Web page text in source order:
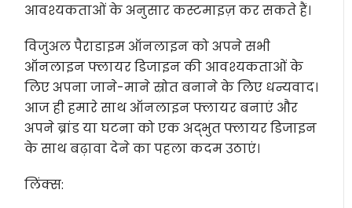
आवश्यकताओं के अनुसार कस्टमाइज़ कर सकते हैं।
विजुअल पैराडाइम ऑनलाइन को अपने सभी
ऑनलाइन फ्लायर डिजाइन की आवश्यकताओं के
लिए अपना जाने-माने स्रोत बनाने के लिए धन्यवाद।
आज ही हमारे साथ ऑनलाइन फ्लायर बनाएं और
अपने ब्रांड या घटना को एक अद्भुत फ्लायर डिजाइन
के साथ बढ़ावा देने का पहला कदम उठाएं।
लिंक्स: